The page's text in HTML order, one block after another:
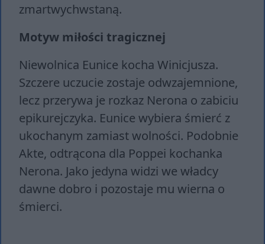
zmartwychwstaną.
Motyw miłości tragicznej
Niewolnica Eunice kocha Winicjusza.
Szczere uczucie zostaje odwzajemnione,
lecz przerywa je rozkaz Nerona o zabiciu
epikurejczyka. Eunice wybiera śmierć z
ukochanym zamiast wolności. Podobnie
Akte, odtrącona dla Poppei kochanka
Nerona. Jako jedyna widzi we władcy
dawne dobro i pozostaje mu wierna o
śmierci.